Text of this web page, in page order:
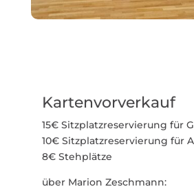
Kartenvorverkauf
15€ Sitz­platz­re­ser­vierung für
10€ Sitz­platz­re­ser­vierung für
8€ Steh­plätze
über Marion Zeschmann: